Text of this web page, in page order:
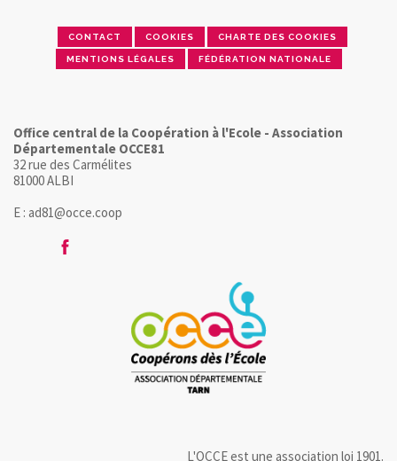
CONTACT COOKIES CHARTE DES COOKIES
MENTIONS LÉGALES FÉDÉRATION NATIONALE
Office central de la Coopération à l'Ecole - Association
Départementale OCCE81
32 rue des Carmélites
81000 ALBI
E : ad81@occe.coop
L'OCCE est une association loi 1901.